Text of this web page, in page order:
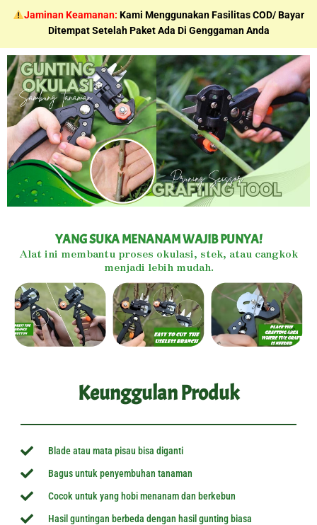
Jaminan Keamanan: Kami Menggunakan Fasilitas COD/ Bayar
Ditempat Setelah Paket Ada Di Genggaman Anda
YANG SUKA MENANAM WAJIB PUNYA!
Alat ini membantu proses okulasi, stek, atau cangkok
menjadi lebih mudah.
Keunggulan Produk
Blade atau mata pisau bisa diganti
Bagus untuk penyembuhan tanaman
Cocok untuk yang hobi menanam dan berkebun
Hasil guntingan berbeda dengan hasil gunting biasa